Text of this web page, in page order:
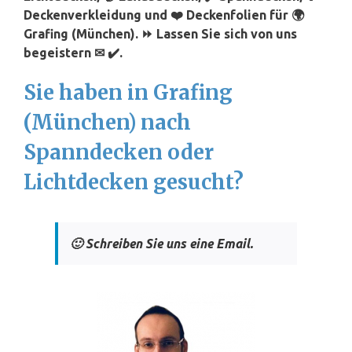
Deckenverkleidung und ❤️ Deckenfolien für 🌍
Grafing (München). ⏩ Lassen Sie sich von uns
begeistern ✉ ✔️.
Sie haben in Grafing
(München) nach
Spanndecken oder
Lichtdecken gesucht?
🙂 Schreiben Sie uns eine Email.